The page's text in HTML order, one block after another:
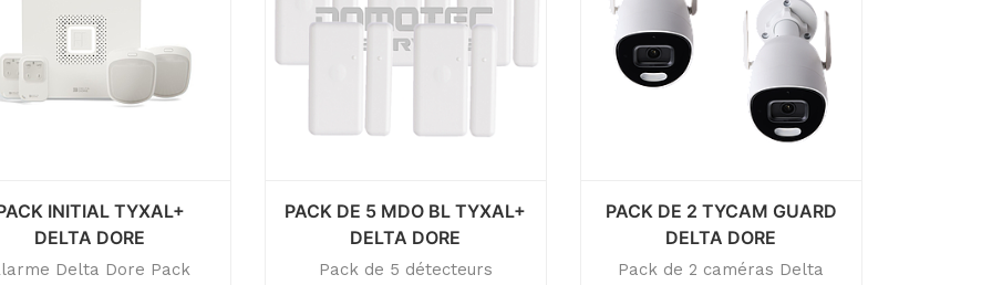
INITIAL TYXAL+
DELTA DORE
Delta Dore Pack
PACK DE 5 MDO BL TYXAL+
DELTA DORE
Pack de 5 détecteurs
PACK DE 2 TYCAM GUARD
DELTA DORE
Pack de 2 caméras Delta